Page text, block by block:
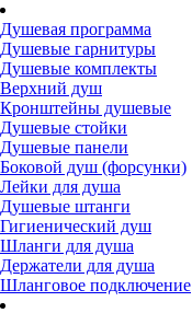
Душевая программа
Душевые гарнитуры
Душевые комплекты
Верхний душ
Кронштейны душевые
Душевые стойки
Душевые панели
Боковой душ (форсунки)
Лейки для душа
Душевые штанги
Гигиенический душ
Шланги для душа
Держатели для душа
Шланговое подключение